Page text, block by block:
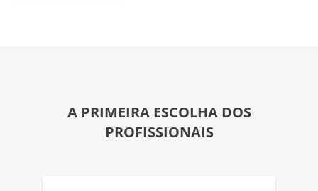
A PRIMEIRA ESCOLHA DOS
PROFISSIONAIS